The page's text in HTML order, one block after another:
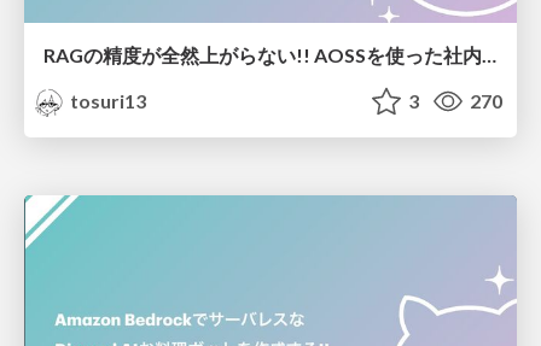
tosuri13
3 270